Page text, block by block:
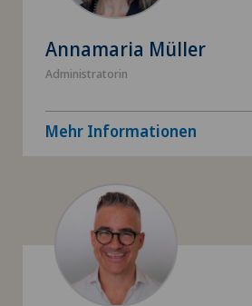
Annamaria Müller
Administratorin
Mehr Informationen